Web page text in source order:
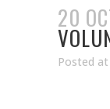
20
Posted at